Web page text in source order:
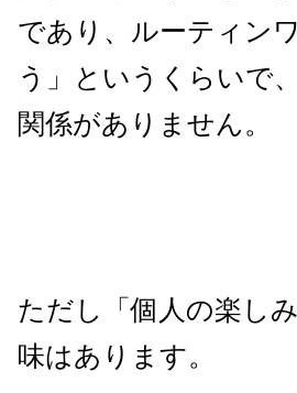
であり、ルーティン
う」というくらいで
関係がありません。
ただし「個人の楽し
味はあります。